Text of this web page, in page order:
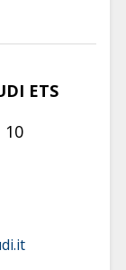
ETS
10